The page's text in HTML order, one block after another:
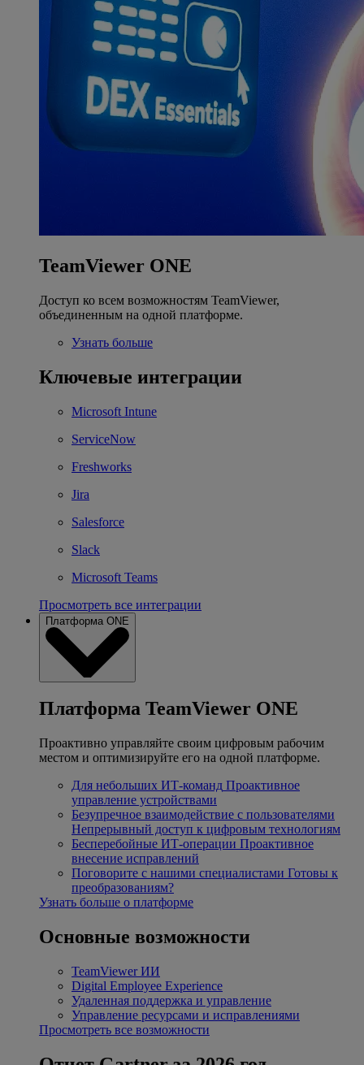
TeamViewer ONE
Доступ ко всем возможностям TeamViewer,
объединенным на одной платформе.
Узнать больше
Ключевые интеграции
Microsoft Intune
ServiceNow
Freshworks
Jira
Salesforce
Slack
Microsoft Teams
Просмотреть все интеграции
Платформа ONE
Платформа TeamViewer ONE
Проактивно управляйте своим цифровым рабочим
местом и оптимизируйте его на одной платформе.
Для небольших ИТ-команд Проактивное
управление устройствами
Безупречное взаимодействие с пользователями
Непрерывный доступ к цифровым технологиям
Бесперебойные ИТ-операции Проактивное
внесение исправлений
Поговорите с нашими специалистами Готовы к
преобразованиям?
Узнать больше о платформе
Основные возможности
TeamViewer ИИ
Digital Employee Experience
Удаленная поддержка и управление
Управление ресурсами и исправлениями
Просмотреть все возможности